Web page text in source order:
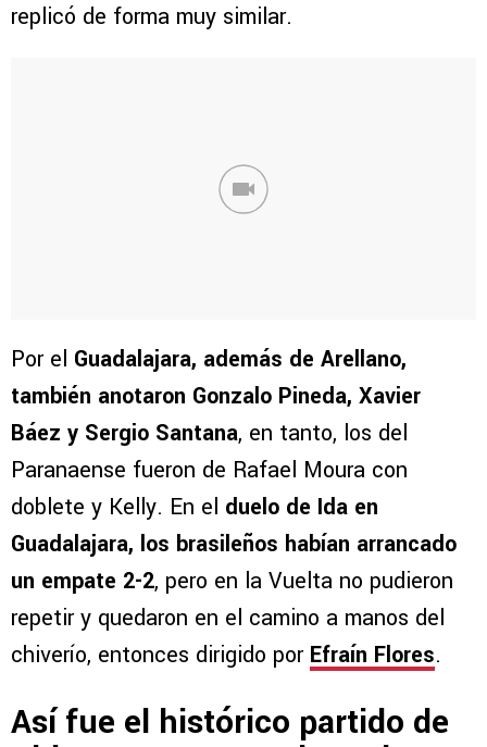
replicó de forma muy similar.
Por el Guadalajara, además de Arellano,
también anotaron Gonzalo Pineda, Xavier
Báez y Sergio Santana, en tanto, los del
Paranaense fueron de Rafael Moura con
doblete y Kelly. En el duelo de Ida en
Guadalajara, los brasileños habían arrancado
un empate 2-2, pero en la Vuelta no pudieron
repetir y quedaron en el camino a manos del
chiverío, entonces dirigido por Efraín Flores.
Así fue el histórico partido de